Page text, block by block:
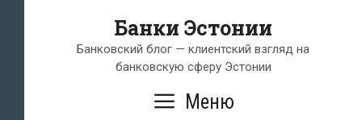
Банки Эстонии
Банковский блог — клиентский взгляд на
банковскую сферу Эстонии
Меню